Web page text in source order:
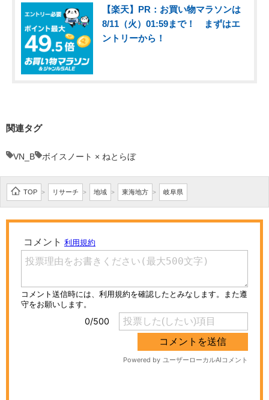
【楽天】PR：お買い物マラソンは
8/11（火）01:59まで！ まずはエ
ントリーから！
関連タグ
VN_B ボイスノート × ねとらぼ
TOP > リサーチ > 地域 > 東海地方 > 岐阜県